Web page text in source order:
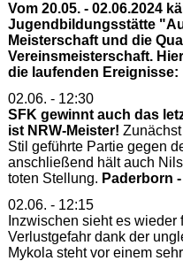
Vom 20.05. - 02.06.2024
Jugendbildungsstätte
Meisterschaft und die
Vereinsmeisterschaft.
die laufenden Ereignisse:
02.06. - 12:30
SFK gewinnt auch das
ist NRW-Meister!
Stil geführte Partie gegen
anschließend hält auch
toten Stellung. Paderborn
02.06. - 12:15
Inzwischen sieht es
Verlustgefahr dank der
Mykola steht vor einem